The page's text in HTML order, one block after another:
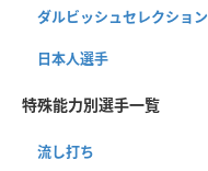
ダルビッシュセレクション
日本人選手
特殊能力別選手一覧
流し打ち